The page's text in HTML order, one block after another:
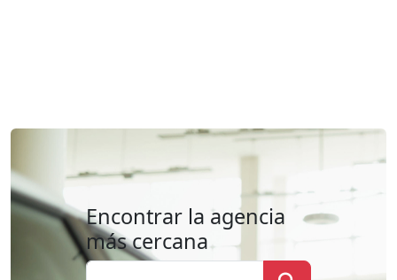
Encontrar la agencia
más cercana